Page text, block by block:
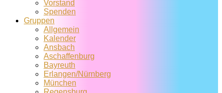
Vorstand
Spenden
Gruppen
Allgemein
Kalender
Ansbach
Aschaffenburg
Bayreuth
Erlangen/Nürnberg
München